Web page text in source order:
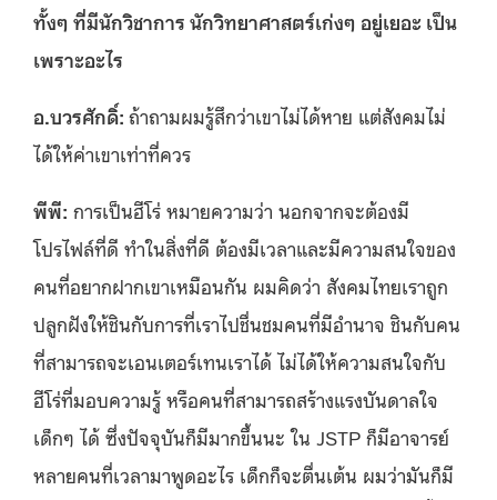
ทั้งๆ ที่มีนักวิชาการ นักวิทยาศาสตร์เก่งๆ อยู่เยอะ เป็น
เพราะอะไร
อ.บวรศักดิ์: ถ้าถามผมรู้สึกว่าเขาไม่ได้หาย แต่สังคมไม่
ได้ให้ค่าเขาเท่าที่ควร
พีพี: การเป็นฮีโร่ หมายความว่า นอกจากจะต้องมี
โปรไฟล์ที่ดี ทำในสิ่งที่ดี ต้องมีเวลาและมีความสนใจของ
คนที่อยากฝากเขาเหมือนกัน ผมคิดว่า สังคมไทยเราถูก
ปลูกฝังให้ชินกับการที่เราไปชื่นชมคนที่มีอำนาจ ชินกับคน
ที่สามารถจะเอนเตอร์เทนเราได้ ไม่ได้ให้ความสนใจกับ
ฮีโร่ที่มอบความรู้ หรือคนที่สามารถสร้างแรงบันดาลใจ
เด็กๆ ได้ ซึ่งปัจจุบันก็มีมากขึ้นนะ ใน JSTP ก็มีอาจารย์
หลายคนที่เวลามาพูดอะไร เด็กก็จะตื่นเต้น ผมว่ามันก็มี